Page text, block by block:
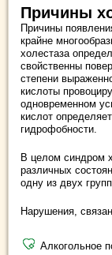
Причины
Причины
крайне
холестаза
свойственны
степени
кислоты
одновременном
кислот
гидрофобности.
В целом синдром
различных
одну из двух
Нарушения,
Алкогольное